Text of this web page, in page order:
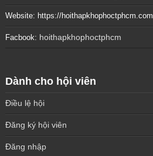
Website: https://hoithapkhophoctphcm.com
Facbook: hoithapkhophoctphcm
Dành cho hội viên
Điều lệ hội
Đăng ký hội viên
Đăng nhập